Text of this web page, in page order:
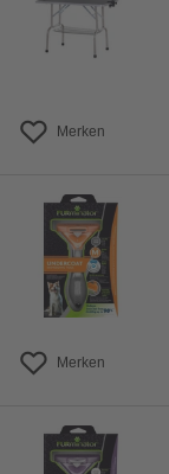
Merken
Merken